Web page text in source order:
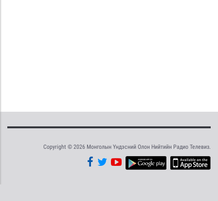
Copyright © 2026 Монголын Үндэсний Олон Нийтийн Радио Телевиз.